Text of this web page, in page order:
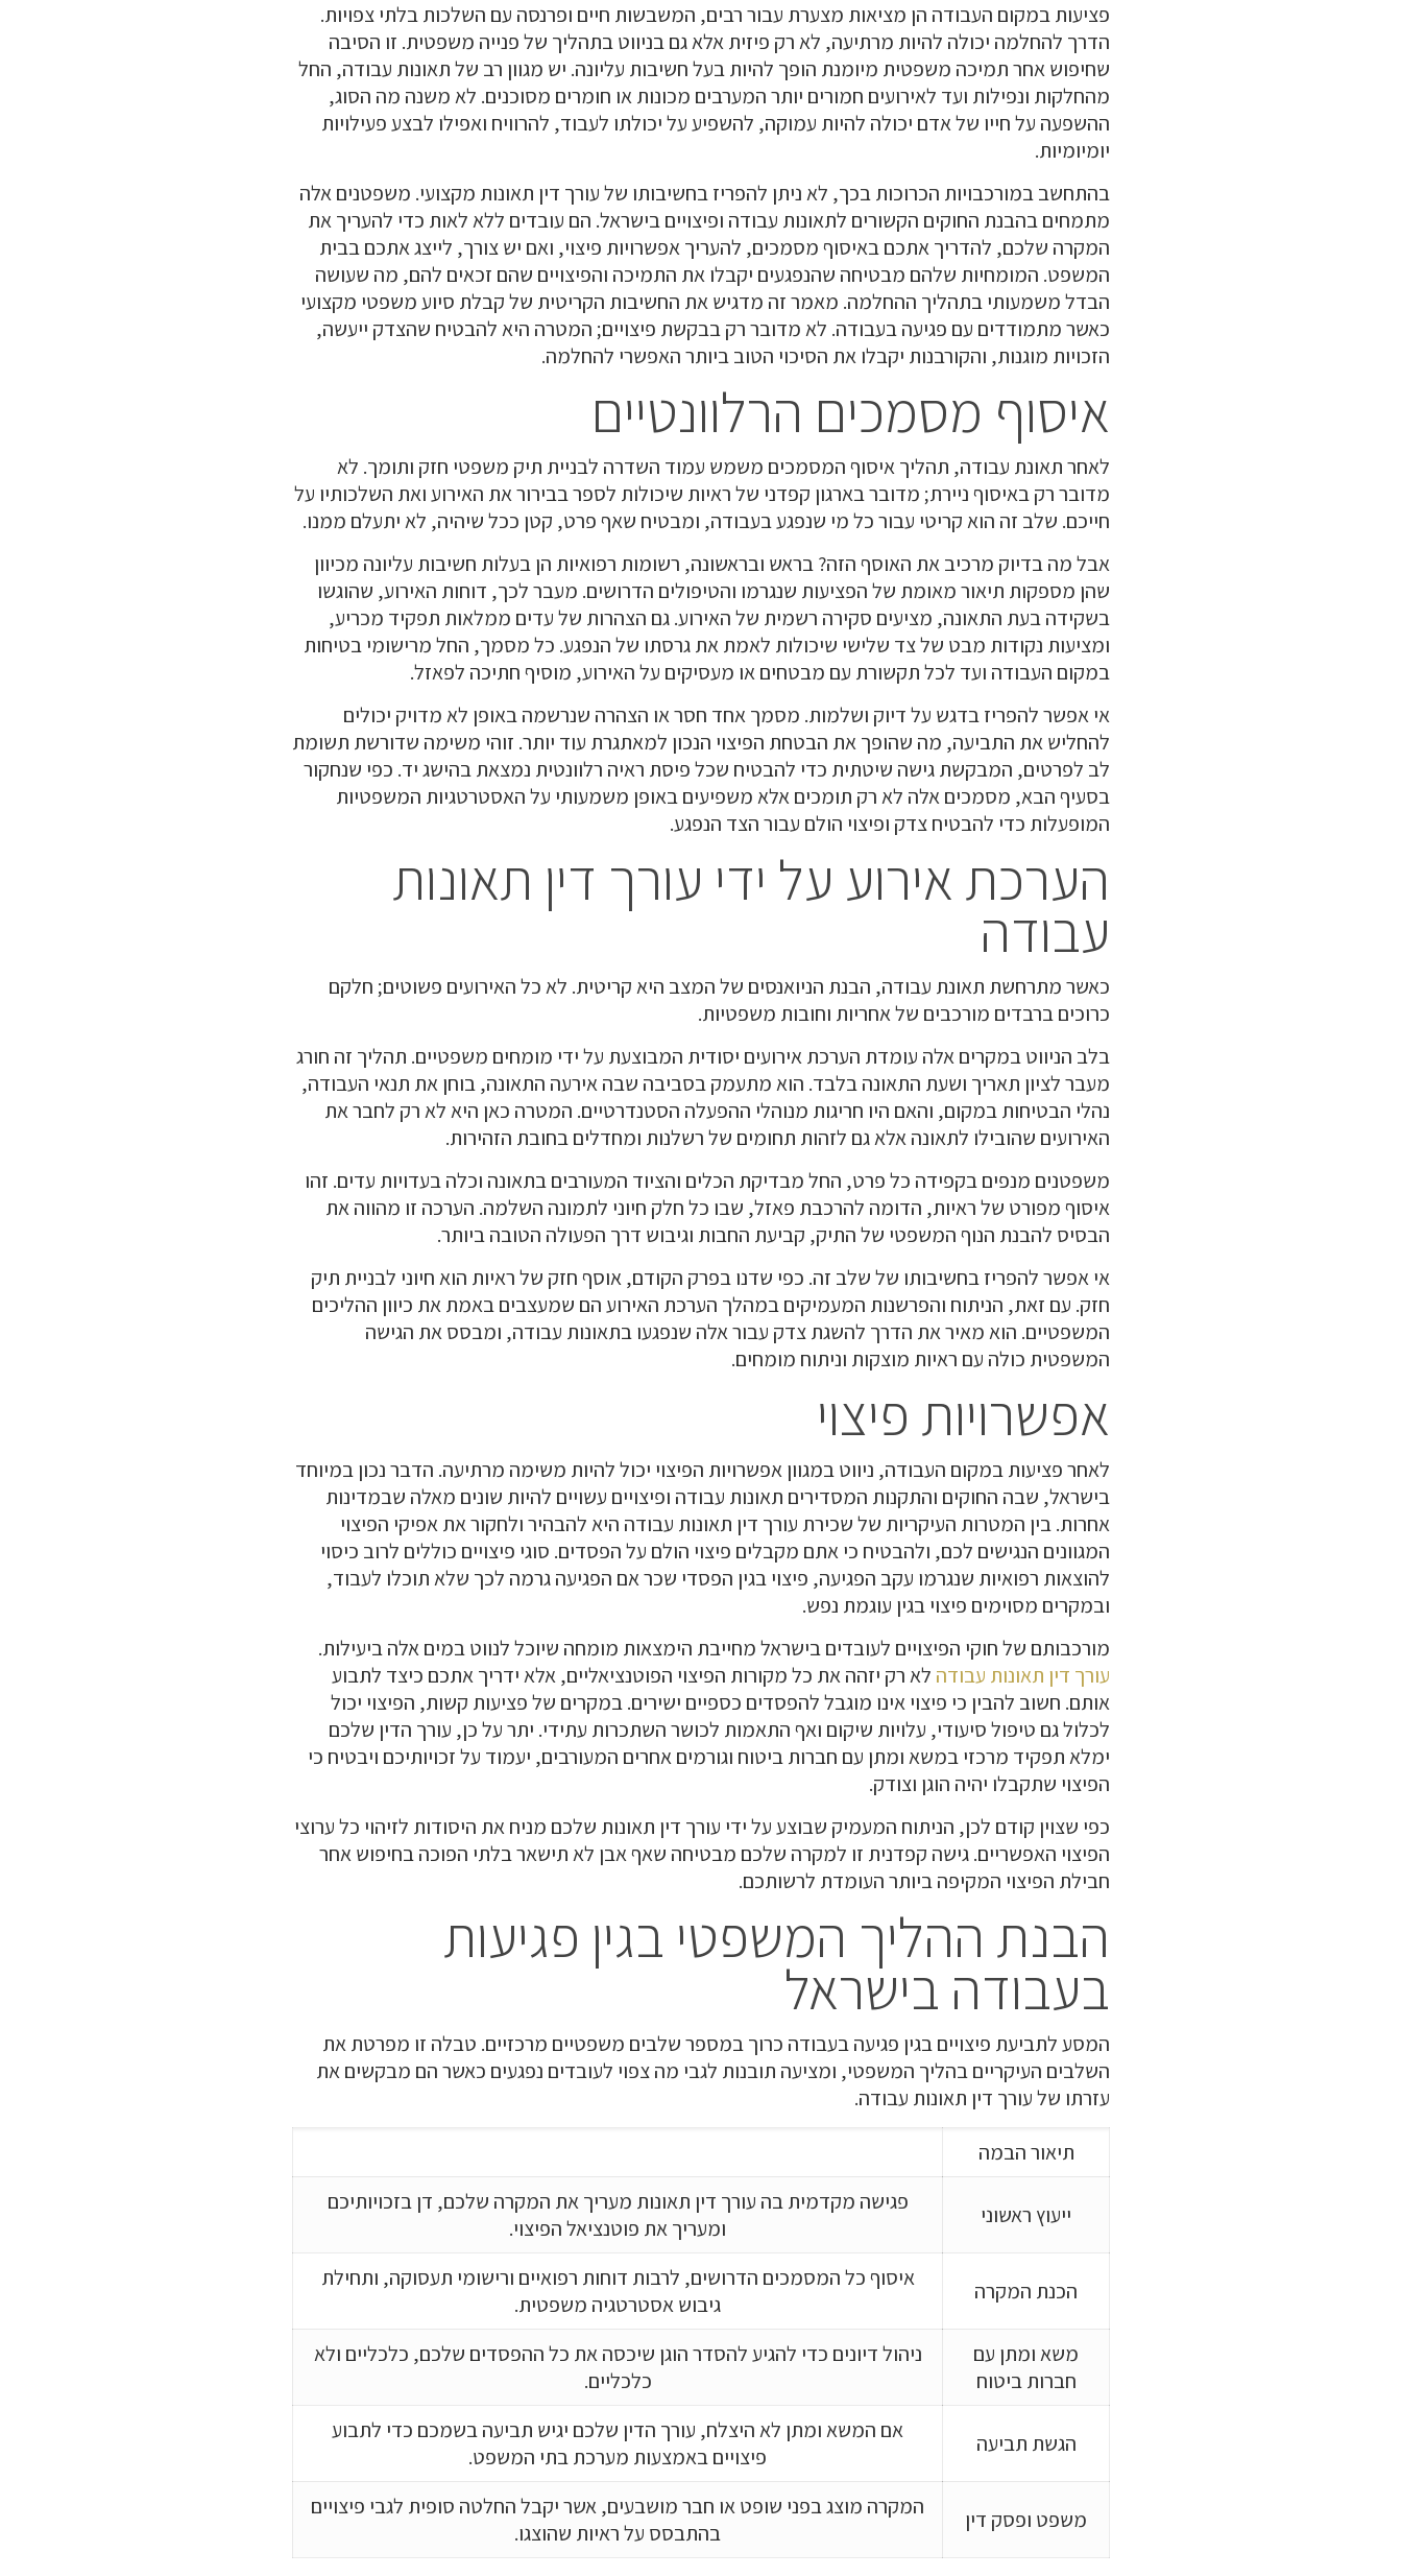
פציעות במקום העבודה הן מציאות מצערת עבור רבים, המשבשות חיים ופרנסה עם השלכות בלתי צפויות.
הדרך להחלמה יכולה להיות מרתיעה, לא רק פיזית אלא גם בניווט בתהליך של פנייה משפטית. זו הסיבה
שחיפוש אחר תמיכה משפטית מיומנת הופך להיות בעל חשיבות עליונה. יש מגוון רב של תאונות עבודה, החל
מהחלקות ונפילות ועד לאירועים חמורים יותר המערבים מכונות או חומרים מסוכנים. לא משנה מה הסוג,
ההשפעה על חייו של אדם יכולה להיות עמוקה, להשפיע על יכולתו לעבוד, להרוויח ואפילו לבצע פעילויות
יומיומיות.
בהתחשב במורכבויות הכרוכות בכך, לא ניתן להפריז בחשיבותו של עורך דין תאונות מקצועי. משפטנים אלה
מתמחים בהבנת החוקים הקשורים לתאונות עבודה ופיצויים בישראל. הם עובדים ללא לאות כדי להעריך את
המקרה שלכם, להדריך אתכם באיסוף מסמכים, להעריך אפשרויות פיצוי, ואם יש צורך, לייצג אתכם בבית
המשפט. המומחיות שלהם מבטיחה שהנפגעים יקבלו את התמיכה והפיצויים שהם זכאים להם, מה שעושה
הבדל משמעותי בתהליך ההחלמה. מאמר זה מדגיש את החשיבות הקריטית של קבלת סיוע משפטי מקצועי
כאשר מתמודדים עם פגיעה בעבודה. לא מדובר רק בבקשת פיצויים; המטרה היא להבטיח שהצדק ייעשה,
הזכויות מוגנות, והקורבנות יקבלו את הסיכוי הטוב ביותר האפשרי להחלמה.
איסוף מסמכים הרלוונטיים
לאחר תאונת עבודה, תהליך איסוף המסמכים משמש עמוד השדרה לבניית תיק משפטי חזק ותומך. לא
מדובר רק באיסוף ניירת; מדובר בארגון קפדני של ראיות שיכולות לספר בבירור את האירוע ואת השלכותיו על
חייכם. שלב זה הוא קריטי עבור כל מי שנפגע בעבודה, ומבטיח שאף פרט, קטן ככל שיהיה, לא יתעלם ממנו.
אבל מה בדיוק מרכיב את האוסף הזה? בראש ובראשונה, רשומות רפואיות הן בעלות חשיבות עליונה מכיוון
שהן מספקות תיאור מאומת של הפציעות שנגרמו והטיפולים הדרושים. מעבר לכך, דוחות האירוע, שהוגשו
בשקידה בעת התאונה, מציעים סקירה רשמית של האירוע. גם הצהרות של עדים ממלאות תפקיד מכריע,
ומציעות נקודות מבט של צד שלישי שיכולות לאמת את גרסתו של הנפגע. כל מסמך, החל מרישומי בטיחות
במקום העבודה ועד לכל תקשורת עם מבטחים או מעסיקים על האירוע, מוסיף חתיכה לפאזל.
אי אפשר להפריז בדגש על דיוק ושלמות. מסמך אחד חסר או הצהרה שנרשמה באופן לא מדויק יכולים
להחליש את התביעה, מה שהופך את הבטחת הפיצוי הנכון למאתגרת עוד יותר. זוהי משימה שדורשת תשומת
לב לפרטים, המבקשת גישה שיטתית כדי להבטיח שכל פיסת ראיה רלוונטית נמצאת בהישג יד. כפי שנחקור
בסעיף הבא, מסמכים אלה לא רק תומכים אלא משפיעים באופן משמעותי על האסטרטגיות המשפטיות
המופעלות כדי להבטיח צדק ופיצוי הולם עבור הצד הנפגע.
הערכת אירוע על ידי עורך דין תאונות
עבודה
כאשר מתרחשת תאונת עבודה, הבנת הניואנסים של המצב היא קריטית. לא כל האירועים פשוטים; חלקם
כרוכים ברבדים מורכבים של אחריות וחובות משפטיות.
בלב הניווט במקרים אלה עומדת הערכת אירועים יסודית המבוצעת על ידי מומחים משפטיים. תהליך זה חורג
מעבר לציון תאריך ושעת התאונה בלבד. הוא מתעמק בסביבה שבה אירעה התאונה, בוחן את תנאי העבודה,
נהלי הבטיחות במקום, והאם היו חריגות מנוהלי ההפעלה הסטנדרטיים. המטרה כאן היא לא רק לחבר את
האירועים שהובילו לתאונה אלא גם לזהות תחומים של רשלנות ומחדלים בחובת הזהירות.
משפטנים מנפים בקפידה כל פרט, החל מבדיקת הכלים והציוד המעורבים בתאונה וכלה בעדויות עדים. זהו
איסוף מפורט של ראיות, הדומה להרכבת פאזל, שבו כל חלק חיוני לתמונה השלמה. הערכה זו מהווה את
הבסיס להבנת הנוף המשפטי של התיק, קביעת החבות וגיבוש דרך הפעולה הטובה ביותר.
אי אפשר להפריז בחשיבותו של שלב זה. כפי שדנו בפרק הקודם, אוסף חזק של ראיות הוא חיוני לבניית תיק
חזק. עם זאת, הניתוח והפרשנות המעמיקים במהלך הערכת האירוע הם שמעצבים באמת את כיוון ההליכים
המשפטיים. הוא מאיר את הדרך להשגת צדק עבור אלה שנפגעו בתאונות עבודה, ומבסס את הגישה
המשפטית כולה עם ראיות מוצקות וניתוח מומחים.
אפשרויות פיצוי
לאחר פציעות במקום העבודה, ניווט במגוון אפשרויות הפיצוי יכול להיות משימה מרתיעה. הדבר נכון במיוחד
בישראל, שבה החוקים והתקנות המסדירים תאונות עבודה ופיצויים עשויים להיות שונים מאלה שבמדינות
אחרות. בין המטרות העיקריות של שכירת עורך דין תאונות עבודה היא להבהיר ולחקור את אפיקי הפיצוי
המגוונים הנגישים לכם, ולהבטיח כי אתם מקבלים פיצוי הולם על הפסדים. סוגי פיצויים כוללים לרוב כיסוי
להוצאות רפואיות שנגרמו עקב הפגיעה, פיצוי בגין הפסדי שכר אם הפגיעה גרמה לכך שלא תוכלו לעבוד,
ובמקרים מסוימים פיצוי בגין עוגמת נפש.
מורכבותם של חוקי הפיצויים לעובדים בישראל מחייבת הימצאות מומחה שיוכל לנווט במים אלה ביעילות.
עורך דין תאונות עבודה לא רק יזהה את כל מקורות הפיצוי הפוטנציאליים, אלא ידריך אתכם כיצד לתבוע
אותם. חשוב להבין כי פיצוי אינו מוגבל להפסדים כספיים ישירים. במקרים של פציעות קשות, הפיצוי יכול
לכלול גם טיפול סיעודי, עלויות שיקום ואף התאמות לכושר השתכרות עתידי. יתר על כן, עורך הדין שלכם
ימלא תפקיד מרכזי במשא ומתן עם חברות ביטוח וגורמים אחרים המעורבים, יעמוד על זכויותיכם ויבטיח כי
הפיצוי שתקבלו יהיה הוגן וצודק.
כפי שצוין קודם לכן, הניתוח המעמיק שבוצע על ידי עורך דין תאונות שלכם מניח את היסודות לזיהוי כל ערוצי
הפיצוי האפשריים. גישה קפדנית זו למקרה שלכם מבטיחה שאף אבן לא תישאר בלתי הפוכה בחיפוש אחר
חבילת הפיצוי המקיפה ביותר העומדת לרשותכם.
הבנת ההליך המשפטי בגין פגיעות
בעבודה בישראל
המסע לתביעת פיצויים בגין פגיעה בעבודה כרוך במספר שלבים משפטיים מרכזיים. טבלה זו מפרטת את
השלבים העיקריים בהליך המשפטי, ומציעה תובנות לגבי מה צפוי לעובדים נפגעים כאשר הם מבקשים את
עזרתו של עורך דין תאונות עבודה.
תיאור הבמה
ייעוץ ראשוני
פגישה מקדמית בה עורך דין תאונות מעריך את המקרה שלכם, דן בזכויותיכם
ומעריך את פוטנציאל הפיצוי.
הכנת המקרה
איסוף כל המסמכים הדרושים, לרבות דוחות רפואיים ורישומי תעסוקה, ותחילת
גיבוש אסטרטגיה משפטית.
משא ומתן עם
חברות ביטוח
ניהול דיונים כדי להגיע להסדר הוגן שיכסה את כל ההפסדים שלכם, כלכליים ולא
כלכליים.
הגשת תביעה
אם המשא ומתן לא היצלח, עורך הדין שלכם יגיש תביעה בשמכם כדי לתבוע
פיצויים באמצעות מערכת בתי המשפט.
משפט ופסק דין
המקרה מוצג בפני שופט או חבר מושבעים, אשר יקבל החלטה סופית לגבי פיצויים
בהתבסס על ראיות שהוצגו.